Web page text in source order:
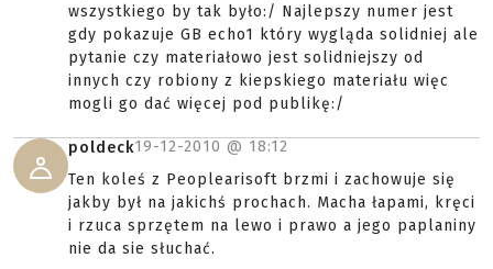
wszystkiego by tak było:/ Najlepszy numer jest
gdy pokazuje GB echo1 który wygląda solidniej ale
pytanie czy materiałowo jest solidniejszy od
innych czy robiony z kiepskiego materiału więc
mogli go dać więcej pod publikę:/
poldeck19-12-2010 @ 18:12
Ten koleś z Peoplearisoft brzmi i zachowuje się
jakby był na jakichś prochach. Macha łapami, kręci
i rzuca sprzętem na lewo i prawo a jego paplaniny
nie da sie słuchać.